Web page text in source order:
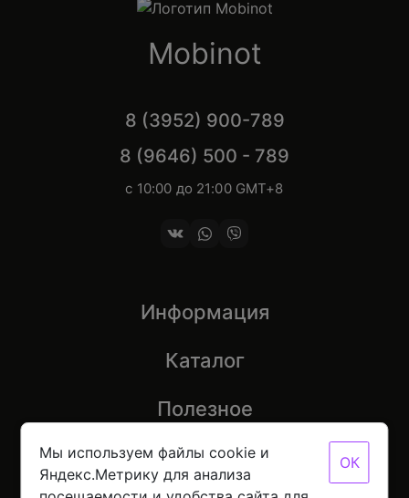
Мы используем файлы cookie и
Яндекс.Метрику для анализа
ОК
Mobinot
8 (3952) 900-789
8 (9646) 500 - 789
с 10:00 до 21:00 GMT+8
Информация
Каталог
Полезное